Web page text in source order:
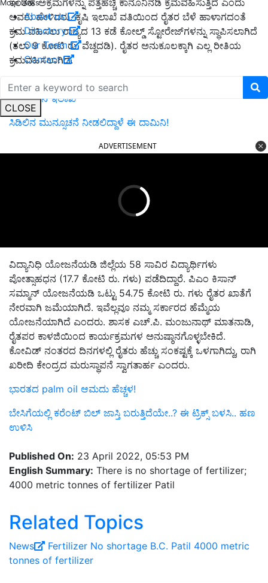
More Links
About us
Directory
Our Team
Contact
CLOSE
ಇಂತಹ ಅಕ್ರಮಗಳನ್ನು ಪತ್ತೆಹಚ್ಚಿ ಕಾನೂನಿನಡಿ ಕ್ರಮವಹಿಸುತ್ತಿದೆ ಎಂದು
ಅವರು ಹೇಳಿದರು. ಕೃಷಿ ಇಲಾಖೆ ವತಿಯಿಂದ ರೈತರ ಬೆಳೆ ಹಾಳಾಗದಂತೆ
ಕ್ರಮ ವಹಿಸಲು ರಾಜ್ಯದ 13 ಕಡೆ ಕೋಲ್ಡ್‌ ಸ್ಟೋರೇಜ್‌ಗಳನ್ನು ಸ್ಥಾಪಿಸಲಾಗಿದೆ
(ತಲಾ 9 ಕೋಟಿ ರು. ವೆಚ್ದದಡಿ). ರೈತರ ಅನುಕೂಲಕ್ಕಾಗಿ ಎಲ್ಲ ರೀತಿಯ
ಕ್ರಮವಹಿಸಲಾಗಿದೆ.
ಮುಂದಿನ 5 ದಿನಗಳ ಕಾಲ ಕೆಲವು ರಾಜ್ಯಗಳಲ್ಲಿ ಭಾರೀ ಮಳೆ ಸಾಧ್ಯತೆ:
ಹವಾಮಾನ ಇಲಾಖೆ
ಸಿಡಿಲಿನ ಮುನ್ಸೂಚನೆ ನೀಡಲಿದ್ದಾಳೆ ಈ ದಾಮಿನಿ!
ADVERTISEMENT
ವಿದ್ಯಾನಿಧಿ ಯೋಜನೆಯಡಿ ಜಿಲ್ಲೆಯ 58 ಸಾವಿರ ವಿದ್ಯಾರ್ಥಿಗಳು
ಪೋತ್ಸಾಹಧನ (17.7 ಕೋಟಿ ರು. ಗಳು) ಪಡೆದಿದ್ದಾರೆ. ಪಿಎಂ ಕಿಸಾನ್‌
ಸಮ್ಮಾನ್‌ ಯೋಜನೆಯಡಿ ಒಟ್ಟು 54.75 ಕೋಟಿ ರು. ಗಳು ರೈತರ ಖಾತೆಗೆ
ನೇರವಾಗಿ ಜಮೆಯಾಗಿದೆ. ಇವೆಲ್ಲವೂ ನಮ್ಮ ಸರ್ಕಾರದ ಹೆಮ್ಮೆಯ
ಯೋಜನೆಯಾಗಿದೆ ಎಂದರು. ಶಾಸಕ ಎಚ್‌.ಪಿ. ಮಂಜುನಾಥ್‌ ಮಾತನಾಡಿ,
ರೈತಪರ ಕಾಳಜಿಯಿಂದ ಕಾರ್ಯಕ್ರಮಗಳ ಅನುಷ್ಠಾನಗೊಳ್ಳಬೇಕಿದೆ.
ಕೋವಿಡ್‌ ನಂತರದ ದಿನಗಳಲ್ಲಿ ರೈತರು ಹೆಚ್ಚು ಸಂಕಷ್ಟಕ್ಕೆ ಒಳಗಾಗಿದ್ದು, ರಾಗಿ
ಖರೀದಿ ಕೇಂದ್ರದ ಮರುಸ್ಥಾಪನೆ ಸ್ವಾಗತಾರ್ಹ ಎಂದರು.
ಭಾರತದ palm oil ಆಮದು ಹೆಚ್ಚಳ!
ಬೇಸಿಗೆಯಲ್ಲಿ ಕರೆಂಟ್ ಬಿಲ್ ಜಾಸ್ತಿ ಬರುತ್ತಿದೆಯೇ..? ಈ ಟ್ರಿಕ್ಸ್ ಬಳಸಿ.. ಹಣ
ಉಳಿಸಿ
Published On: 23 April 2022, 05:53 PM
English Summary: There is no shortage of fertilizer;
4000 metric tonnes of fertilizer Patil
Related Topics
News Fertilizer No shortage B.C. Patil 4000 metric
tonnes of fertilizer